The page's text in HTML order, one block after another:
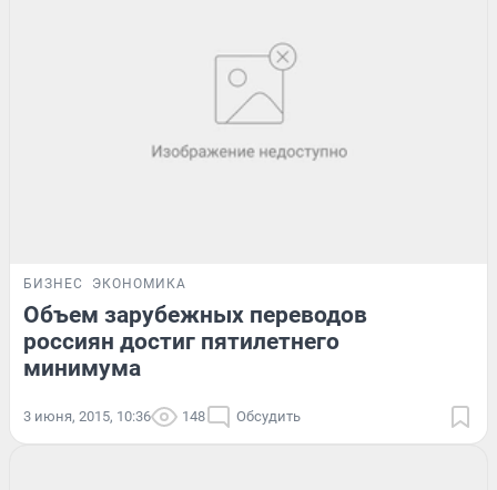
БИЗНЕС ЭКОНОМИКА
Объем зарубежных переводов
россиян достиг пятилетнего
минимума
3 июня, 2015, 10:36 148 Обсудить